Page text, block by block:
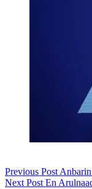
Previous Post
Next Post En